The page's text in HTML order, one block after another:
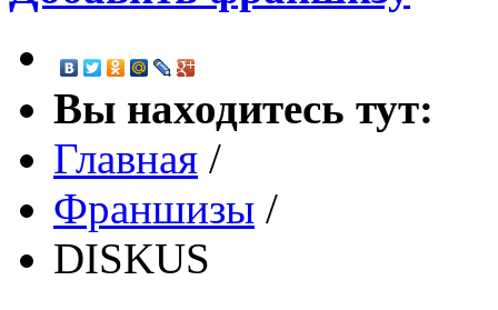
Вы находитесь тут:
Главная /
Франшизы /
DISKUS